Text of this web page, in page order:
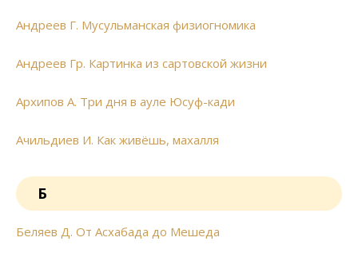
Андреев Г. Мусульманская физиогномика
Андреев Гр. Картинка из сартовской жизни
Архипов А. Три дня в ауле Юсуф-кади
Ачильдиев И. Как живёшь, махалля
Б
Беляев Д. От Асхабада до Мешеда